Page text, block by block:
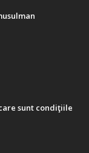
sunt condiţiile